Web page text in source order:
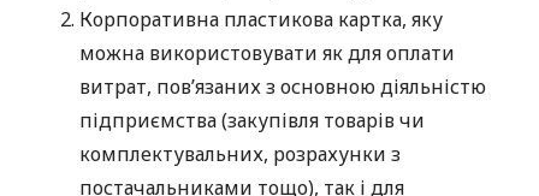
Корпоративна пластикова картка, яку
можна використовувати як для оплати
витрат, пов’язаних з основною діяльністю
підприємства (закупівля товарів чи
комплектувальних, розрахунки з
постачальниками тощо), так і для